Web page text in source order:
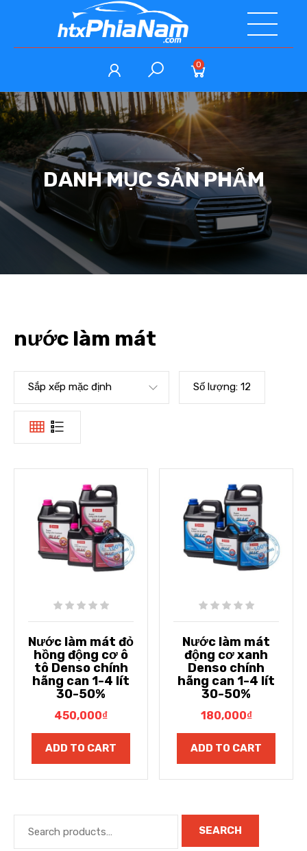
0
DANH MỤC SẢN PHẨM
nước làm mát
Sắp xếp mặc định Số lượng: 12
Nước làm mát đỏ
hồng động cơ ô
tô Denso chính
hãng can 1-4 lít
30-50%
450,000₫
ADD TO CART
Nước làm mát
động cơ xanh
Denso chính
hãng can 1-4 lít
30-50%
180,000₫
ADD TO CART
SEARCH